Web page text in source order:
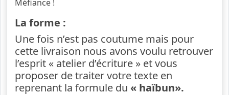
Méfiance !
La forme :
Une fois n’est pas coutume mais pour
cette livraison nous avons voulu retrouver
l’esprit « atelier d’écriture » et vous
proposer de traiter votre texte en
reprenant la formule du « haïbun».